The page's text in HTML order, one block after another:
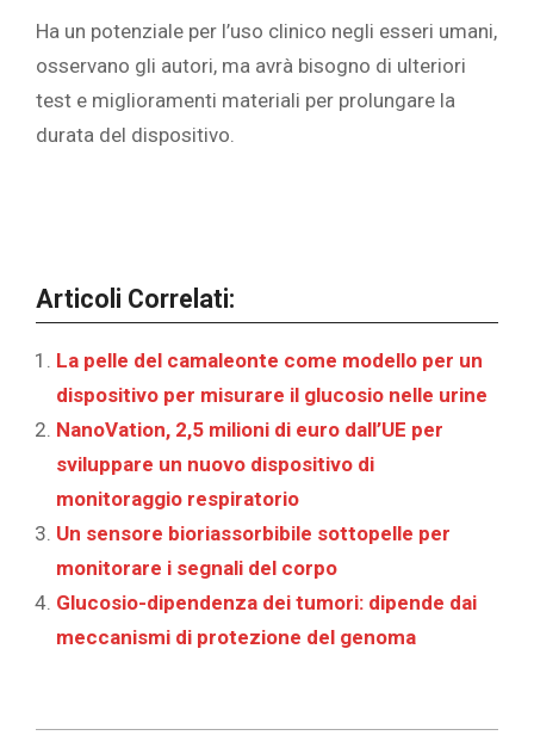
Ha un potenziale per l’uso clinico negli esseri umani,
osservano gli autori, ma avrà bisogno di ulteriori
test e miglioramenti materiali per prolungare la
durata del dispositivo.
Articoli Correlati:
La pelle del camaleonte come modello per un
dispositivo per misurare il glucosio nelle urine
NanoVation, 2,5 milioni di euro dall’UE per
sviluppare un nuovo dispositivo di
monitoraggio respiratorio
Un sensore bioriassorbibile sottopelle per
monitorare i segnali del corpo
Glucosio-dipendenza dei tumori: dipende dai
meccanismi di protezione del genoma